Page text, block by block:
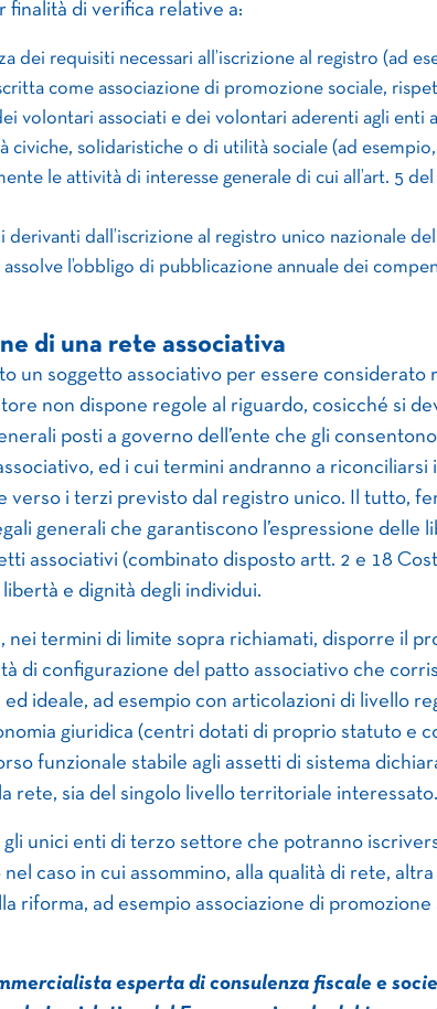
finalità di verifica relative a:
dei requisiti necessari all’iscrizione al registro (ad
come associazione di promozione sociale,
volontari associati e dei volontari aderenti agli enti
civiche, solidaristiche o di utilità sociale (ad esempio,
le attività di interesse generale di cui all’art. 5
derivanti dall’iscrizione al registro unico nazionale
l’obbligo di pubblicazione annuale dei
di una rete associativa
un soggetto associativo per essere considerato
non dispone regole al riguardo, cosicché si
posti a governo dell’ente che gli
ed i cui termini andranno a riconciliarsi
verso i terzi previsto dal registro unico. Il tutto,
generali che garantiscono l’espressione delle
associativi (combinato disposto artt. 2 e 18
e dignità degli individui.
nei termini di limite sopra richiamati, disporre il
di configurazione del patto associativo che
ideale, ad esempio con articolazioni di livello
giuridica (centri dotati di proprio statuto e
funzionale stabile agli assetti di sistema
rete, sia del singolo livello territoriale interessato.
unici enti di terzo settore che potranno
caso in cui assommino, alla qualità di rete,
riforma, ad esempio associazione di promozione
esperta di consulenza fiscale e